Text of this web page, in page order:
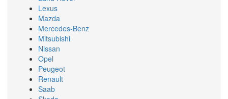
Lexus
Mazda
Mercedes-Benz
Mitsubishi
Nissan
Opel
Peugeot
Renault
Saab